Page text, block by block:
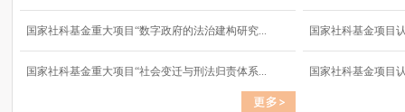
国家社科基金重大项目“数字政府的法治建构研究...
国家社科基金重大项目“社会变迁与刑法归责体系...
国家社科基金项目
国家社科基金项目